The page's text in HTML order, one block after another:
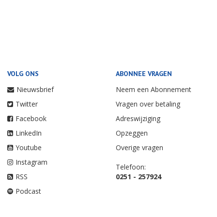
VOLG ONS
Nieuwsbrief
Twitter
Facebook
LinkedIn
Youtube
Instagram
RSS
Podcast
ABONNEE VRAGEN
Neem een Abonnement
Vragen over betaling
Adreswijziging
Opzeggen
Overige vragen
Telefoon:
0251 - 257924